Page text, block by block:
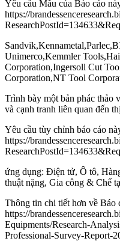
Yêu cầu Mẫu của Báo cáo
https://
Unimerco,Kemmler
Corporation,Ingersoll Cut
Corporation,NT Tool
Trình bày một bản phác thảo
và cạnh tranh liên quan đến
Yêu cầu tùy chỉnh báo cáo
https://
ứng dụng: Điện tử, Ô tô,
thuật nặng, Gia công & Chế
Thông tin chi tiết hơn về Báo
https://
Equipments/Research-
Professional-Survey-Report-